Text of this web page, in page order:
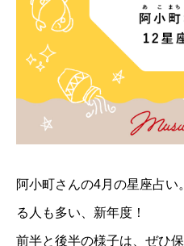
阿小町さんの4月の星座占
る人も多い、新年度！
前半と後半の様子は、ぜひ